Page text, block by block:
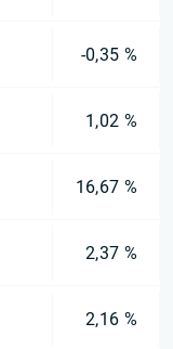
-0,35 %
1,02 %
16,67 %
2,37 %
2,16 %